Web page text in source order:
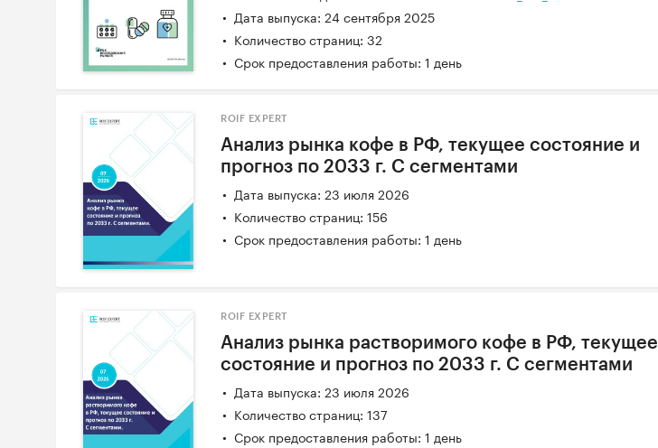
Дата выпуска: 24 сентября 2025
Количество страниц: 32
Срок предоставления работы: 1 день
ROIF EXPERT
Анализ рынка кофе в РФ, текущее состояние и
прогноз по 2033 г. С сегментами
Дата выпуска: 23 июля 2026
Количество страниц: 156
Срок предоставления работы: 1 день
ROIF EXPERT
Анализ рынка растворимого кофе в РФ, текущее
состояние и прогноз по 2033 г. С сегментами
Дата выпуска: 23 июля 2026
Количество страниц: 137
Срок предоставления работы: 1 день